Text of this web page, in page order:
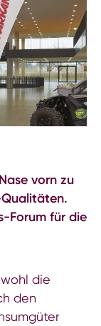
vorn zu
Forum für die
die
den